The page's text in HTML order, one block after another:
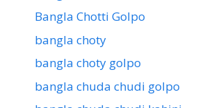
Bangla Chotti Golpo
bangla choty
bangla choty golpo
bangla chuda chudi golpo